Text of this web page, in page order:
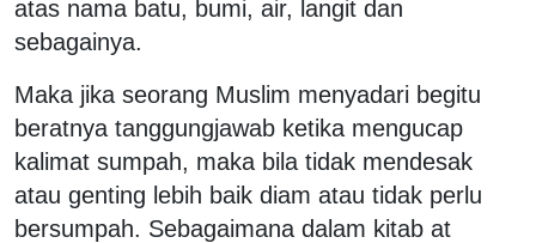
atas nama batu, bumi, air, langit dan
sebagainya.
Maka jika seorang Muslim menyadari begitu
beratnya tanggungjawab ketika mengucap
kalimat sumpah, maka bila tidak mendesak
atau genting lebih baik diam atau tidak perlu
bersumpah. Sebagaimana dalam kitab at